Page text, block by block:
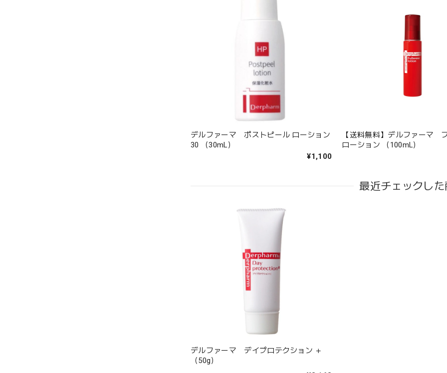
デルファーマ ポストピール ローション
30 （30mL）
¥1,100
【送料無料】デルファーマ
ローション （100mL）
最近チェックし
デルファーマ デイプロテクション ＋
（50g）